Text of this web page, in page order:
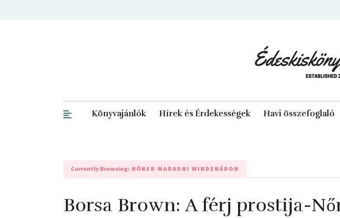
Könyvajánlók Hírek és Érdekességek Havi összefoglaló
Currently Browsing: NŐNEK MARADNI MINDENÁRON
Borsa Brown: A ​férj prostija-